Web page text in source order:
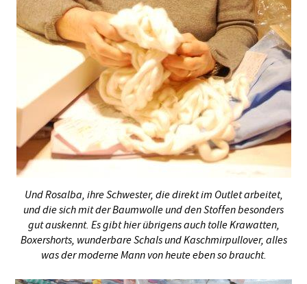
Und Rosalba, ihre Schwester, die direkt im Outlet arbeitet,
und die sich mit der Baumwolle und den Stoffen besonders
gut auskennt. Es gibt hier übrigens auch tolle Krawatten,
Boxershorts, wunderbare Schals und Kaschmirpullover, alles
was der moderne Mann von heute eben so braucht.